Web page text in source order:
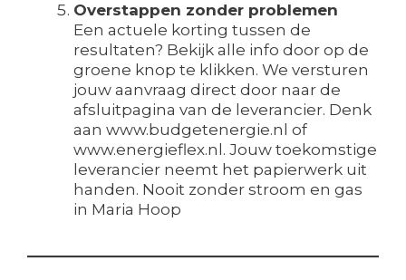
Overstappen zonder problemen
Een actuele korting tussen de
resultaten? Bekijk alle info door op de
groene knop te klikken. We versturen
jouw aanvraag direct door naar de
afsluitpagina van de leverancier. Denk
aan www.budgetenergie.nl of
www.energieflex.nl. Jouw toekomstige
leverancier neemt het papierwerk uit
handen. Nooit zonder stroom en gas
in Maria Hoop